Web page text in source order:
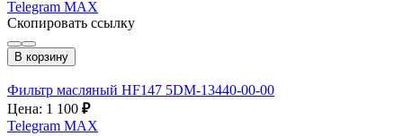
Telegram MAX
Скопировать ссылку
В корзину
Фильтр масляный HF147 5DM-13440-00-00
Цена: 1 100 ₽
Telegram MAX